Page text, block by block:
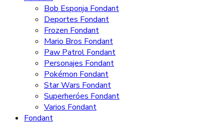
Bob Esponja Fondant
Deportes Fondant
Frozen Fondant
Mario Bros Fondant
Paw Patrol Fondant
Personajes Fondant
Pokémon Fondant
Star Wars Fondant
Superheróes Fondant
Varios Fondant
Fondant